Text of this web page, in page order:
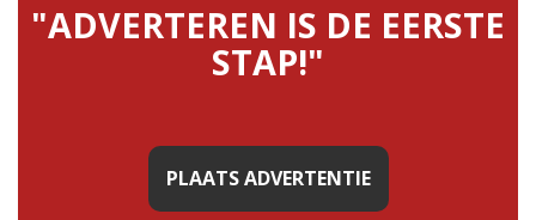
"ADVERTEREN IS DE EERSTE
STAP!"
PLAATS ADVERTENTIE